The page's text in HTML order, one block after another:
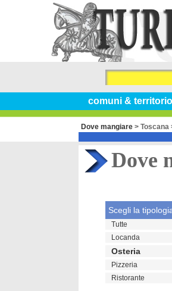
comuni & territorio
Dove mangiare > Toscana
Dove
Scegli la
Tutte
Locanda
Osteria
Pizzeria
Ristorante